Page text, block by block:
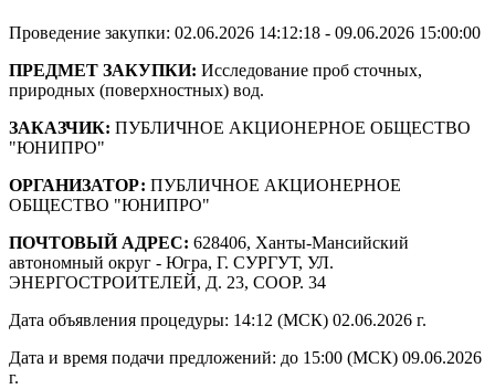
Проведение закупки: 02.06.2026 14:12:18 - 09.06.2026 15:00:00
ПРЕДМЕТ ЗАКУПКИ: Исследование проб сточных,
природных (поверхностных) вод.
ЗАКАЗЧИК: ПУБЛИЧНОЕ АКЦИОНЕРНОЕ ОБЩЕСТВО
"ЮНИПРО"
ОРГАНИЗАТОР: ПУБЛИЧНОЕ АКЦИОНЕРНОЕ
ОБЩЕСТВО "ЮНИПРО"
ПОЧТОВЫЙ АДРЕС: 628406, Ханты-Мансийский
автономный округ - Югра, Г. СУРГУТ, УЛ.
ЭНЕРГОСТРОИТЕЛЕЙ, Д. 23, СООР. 34
Дата объявления процедуры: 14:12 (МСК) 02.06.2026 г.
Дата и время подачи предложений: до 15:00 (МСК) 09.06.2026
г.